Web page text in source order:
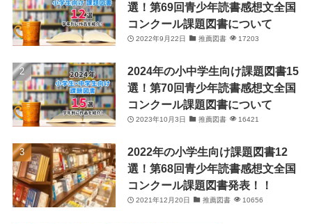
選！第69回青少年読書感想文全国
コンクール課題図書について
2022年9月22日 推薦図書 17203
2024年の小中学生向け課題図書15
選！第70回青少年読書感想文全国
コンクール課題図書について
2023年10月3日 推薦図書 16421
2022年の小学生向け課題図書12
選！第68回青少年読書感想文全国
コンクール課題図書発表！！
2021年12月20日 推薦図書 10656